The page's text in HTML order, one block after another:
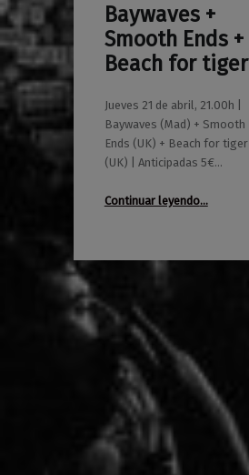
Baywaves +
Smooth Ends +
Beach for tiger
Jueves 21 de abril, 21.00h |
Baywaves (Mad) + Smooth
Ends (UK) + Beach for tiger
(UK) | Anticipadas 5€…
Continuar leyendo“Baywaves + Smooth Ends + Beach for tiger”
…
20/04/2016
0
Maravillas